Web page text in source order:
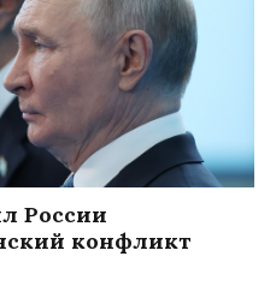
России
конфликт